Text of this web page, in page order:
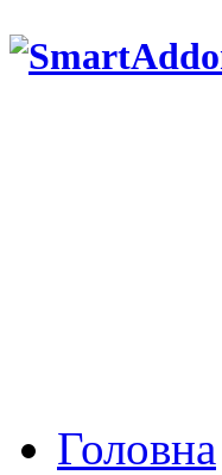
Головна